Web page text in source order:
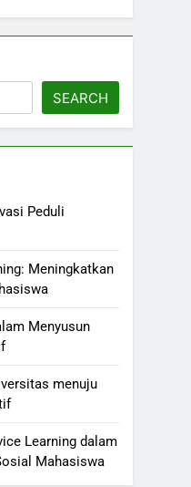
SEARCH
Peduli
Meningkatkan
Menyusun
menuju
Learning dalam
Mahasiswa